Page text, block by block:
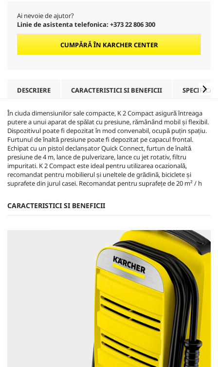
Ai nevoie de ajutor?
Linie de asistenta telefonica: +373 22 806 300
CUMPĂRĂ ÎN KARCHER CENTER
DESCRIERE CARACTERISTICI SI BENEFICII
În ciuda dimensiunilor sale compacte, K 2 Compact asigură întreaga
putere a unui aparat de spălat cu presiune, rămânând mobil și flexibil.
Dispozitivul poate fi depozitat în mod convenabil, ocupă puțin spațiu.
Furtunul de înaltă presiune poate fi depozitat pe capacul frontal.
Echipat cu un pistol declanșatorQuick Connect, furtun de înaltă
presiune de 4 m, lance de pulverizare, lance cu jet rotativ, filtru
impuritati. K 2 Compact este ideal pentru utilizarea ocazională,
recomandat pentru mobilierul și uneltele de grădină, biciclete și
suprafete din jurul casei. Recomandat pentru suprafețe de 20 m² / h
CARACTERISTICI SI BENEFICII